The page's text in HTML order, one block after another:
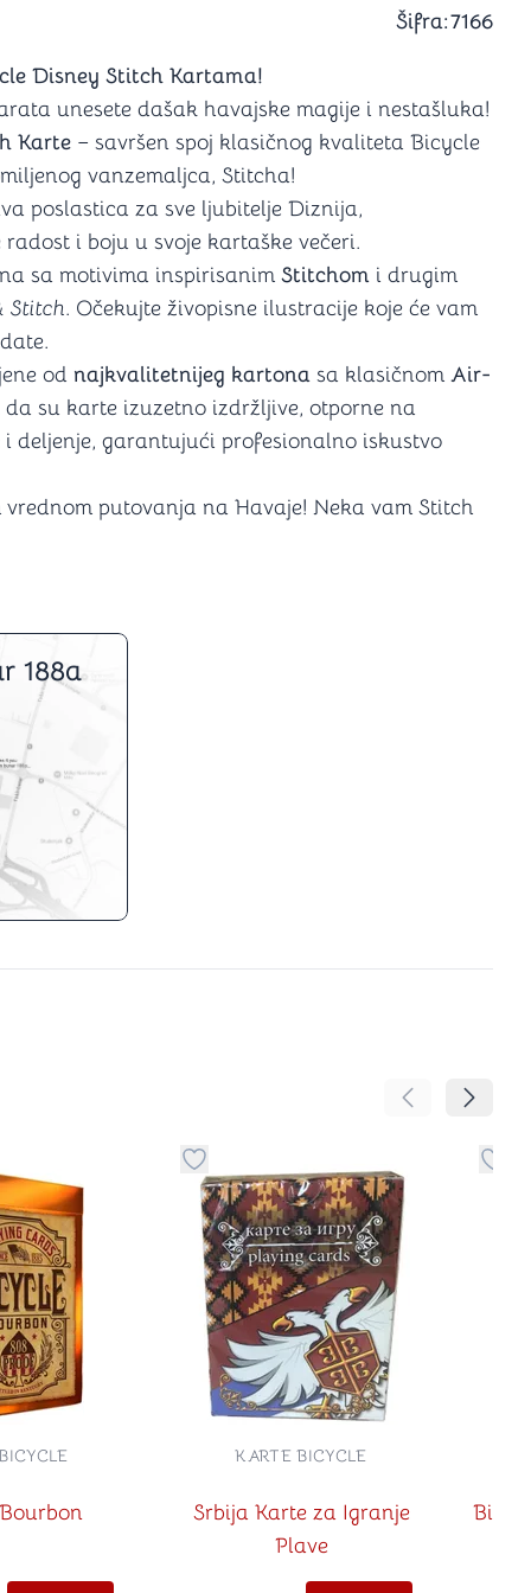
(za Jamb)
Šifra:7166
Disney Stitch Kartama!
unesete dašak havajske magije i nestašluka!
Karte – savršen spoj klasičnog kvaliteta Bicycle
vanzemaljca, Stitcha!
poslastica za sve ljubitelje Diznija,
i boju u svoje kartaške večeri.
sa motivima inspirisanim Stitchom i drugim
Stitch. Očekujte živopisne ilustracije koje će vam
od najkvalitetnijeg kartona sa klasičnom Air-
da su karte izuzetno izdržljive, otporne na
deljenje, garantujući profesionalno iskustvo
putovanja na Havaje! Neka vam Stitch
188a
Pomeranje
stvari u kategoriju omiljeno
Dugme za dodavanje stvari u
Srbija Karte za Igranje
Plave
KARTE BICYCLE